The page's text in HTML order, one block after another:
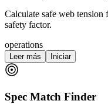
Calculate safe web tension
safety factor.
operations
Leer más Iniciar
Spec Match Finder